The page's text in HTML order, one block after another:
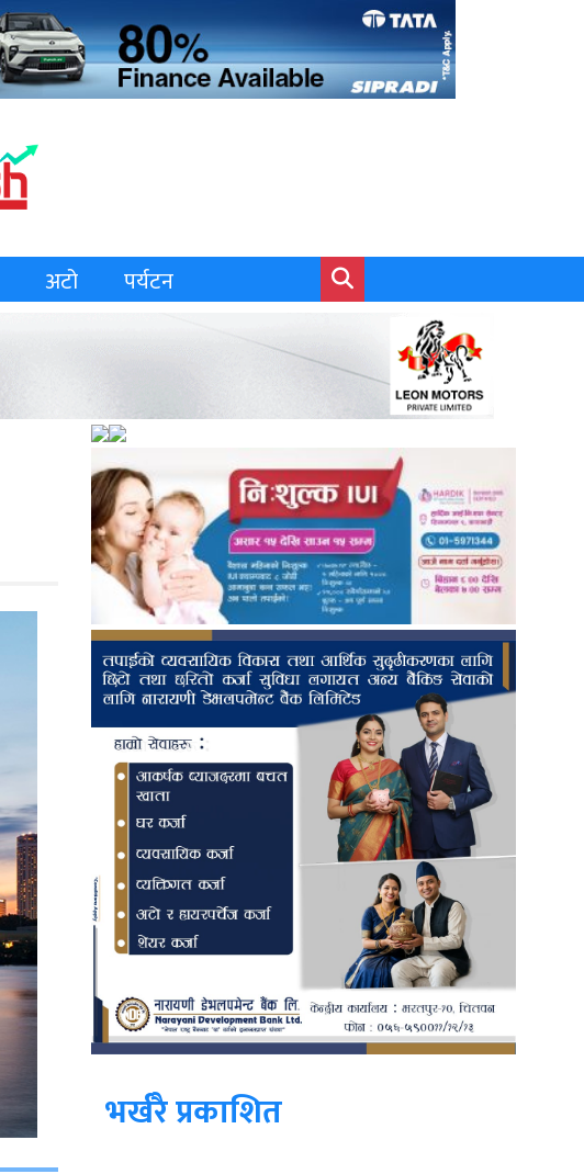
अटो पर्यटन
भर्खरै प्रकाशित